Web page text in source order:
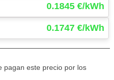
0.1845 €/kWh
0.1747 €/kWh
pagan este precio por los